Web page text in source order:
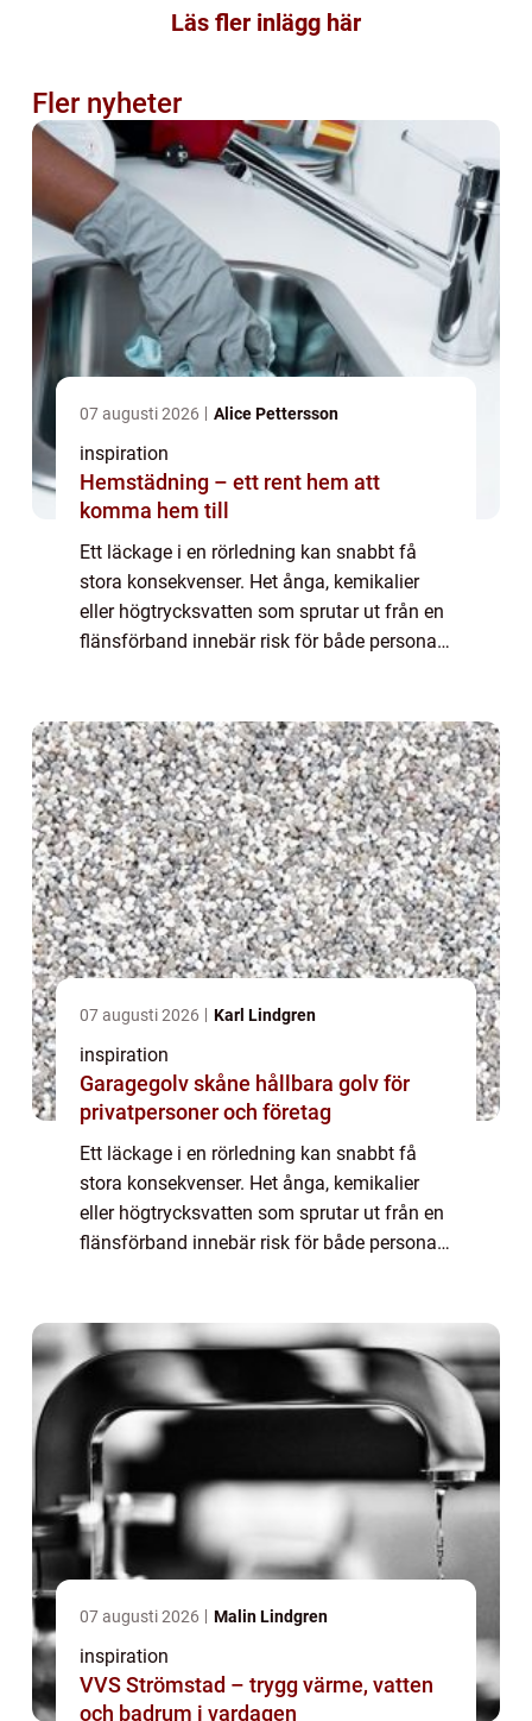
Läs fler inlägg här
Fler nyheter
07 augusti 2026 Alice Pettersson
inspiration
Hemstädning – ett rent hem att
komma hem till
Ett läckage i en rörledning kan snabbt få
stora konsekvenser. Het ånga, kemikalier
eller högtrycksvatten som sprutar ut från en
flänsförband innebär risk för både personal,
07 augusti 2026 Karl Lindgren
inspiration
Garagegolv skåne hållbara golv för
privatpersoner och företag
Ett läckage i en rörledning kan snabbt få
stora konsekvenser. Het ånga, kemikalier
eller högtrycksvatten som sprutar ut från en
flänsförband innebär risk för både personal,
07 augusti 2026 Malin Lindgren
inspiration
VVS Strömstad – trygg värme, vatten
och badrum i vardagen